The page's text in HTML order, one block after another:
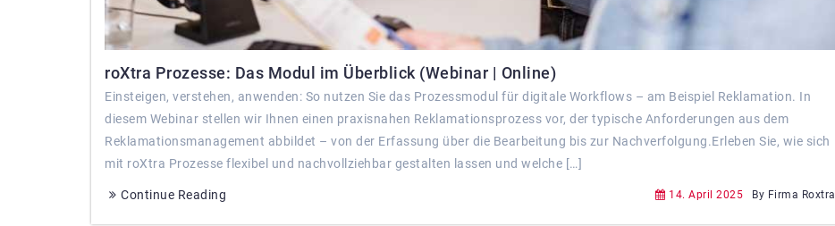
roXtra Prozesse: Das Modul im Überblick (Webinar | Online)
Einsteigen, verstehen, anwenden: So nutzen Sie das Prozessmodul für digitale Workflows – am Beispiel Reklamation. In
diesem Webinar stellen wir Ihnen einen praxisnahen Reklamationsprozess vor, der typische Anforderungen aus dem
Reklamationsmanagement abbildet – von der Erfassung über die Bearbeitung bis zur Nachverfolgung.Erleben Sie, wie sich
mit roXtra Prozesse flexibel und nachvollziehbar gestalten lassen und welche […]
Continue Reading 14. April 2025 By Firma Roxtra